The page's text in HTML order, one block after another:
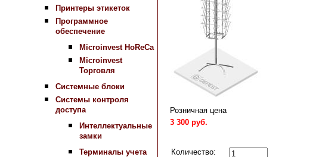
Принтеры этикеток
Программное
обеспечение
Microinvest HoReCa
Microinvest
Торговля
Системные блоки
Системы контроля
доступа
Интеллектуальные
замки
Терминалы учета
Розничная цена
3 300 руб.
Количество: